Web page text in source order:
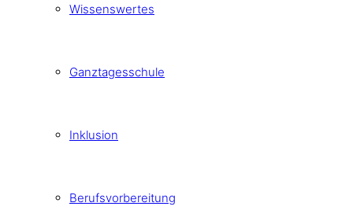
Wissenswertes
Ganztagesschule
Inklusion
Berufsvorbereitung